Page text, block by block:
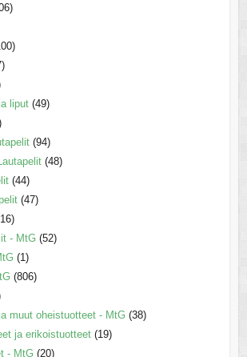
liput (49)
(94)
(48)
(44)
(47)
- MtG (52)
(1)
(806)
muut oheistuotteet - MtG (38)
ja erikoistuotteet (19)
- MtG (20)